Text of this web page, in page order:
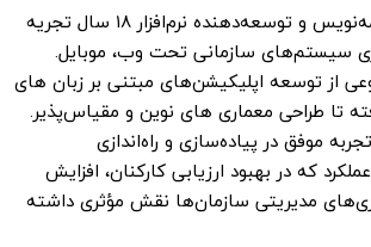
حسین مقدسی؛ برنامه‌نویس و توسعه‌دهنده نرم‌افزار ۱۸ سال تجریه
سیستم‌های سازمانی تحت وب، موبایل.
از توسعه اپلیکیشن‌های مبتنی بر زبان های
تا طراحی معماری های نوین و مقیاس‌پذیر.
همچنین بیش از ۱۰ تجربه موفق در پیاده‌سازی و راه‌اندازی
که در بهبود ارزیابی کارکنان، افزایش
مدیریتی سازمان‌ها نقش مؤثری داشته